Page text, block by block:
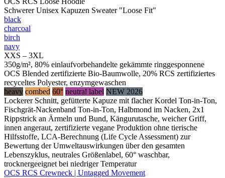
Schwerer Unisex Kapuzen Sweater "Loose Fit"
black
charcoal
birch
navy
XXS – 3XL
350g/m², 80% einlaufvorbehandelte gekämmte ringgesponnene
OCS Blended zertifizierte Bio-Baumwolle, 20% RCS zertifiziertes
recyceltes Polyester, enzymgewaschen
heavy combed 60° neutral label NEW 2026
Lockerer Schnitt, gefütterte Kapuze mit flacher Kordel Ton-in-Ton,
Fischgrät-Nackenband Ton-in-Ton, Halbmond im Nacken, 2x1
Rippstrick an Ärmeln und Bund, Kängurutasche, weicher Griff,
innen angeraut, zertifizierte vegane Produktion ohne tierische
Hilfsstoffe, LCA-Berechnung (Life Cycle Assessment) zur
Bewertung der Umweltauswirkungen über den gesamten
Lebenszyklus, neutrales Größenlabel, 60° waschbar,
trocknergeeignet bei niedriger Temperatur
OCS RCS Crewneck | Untagged Movement